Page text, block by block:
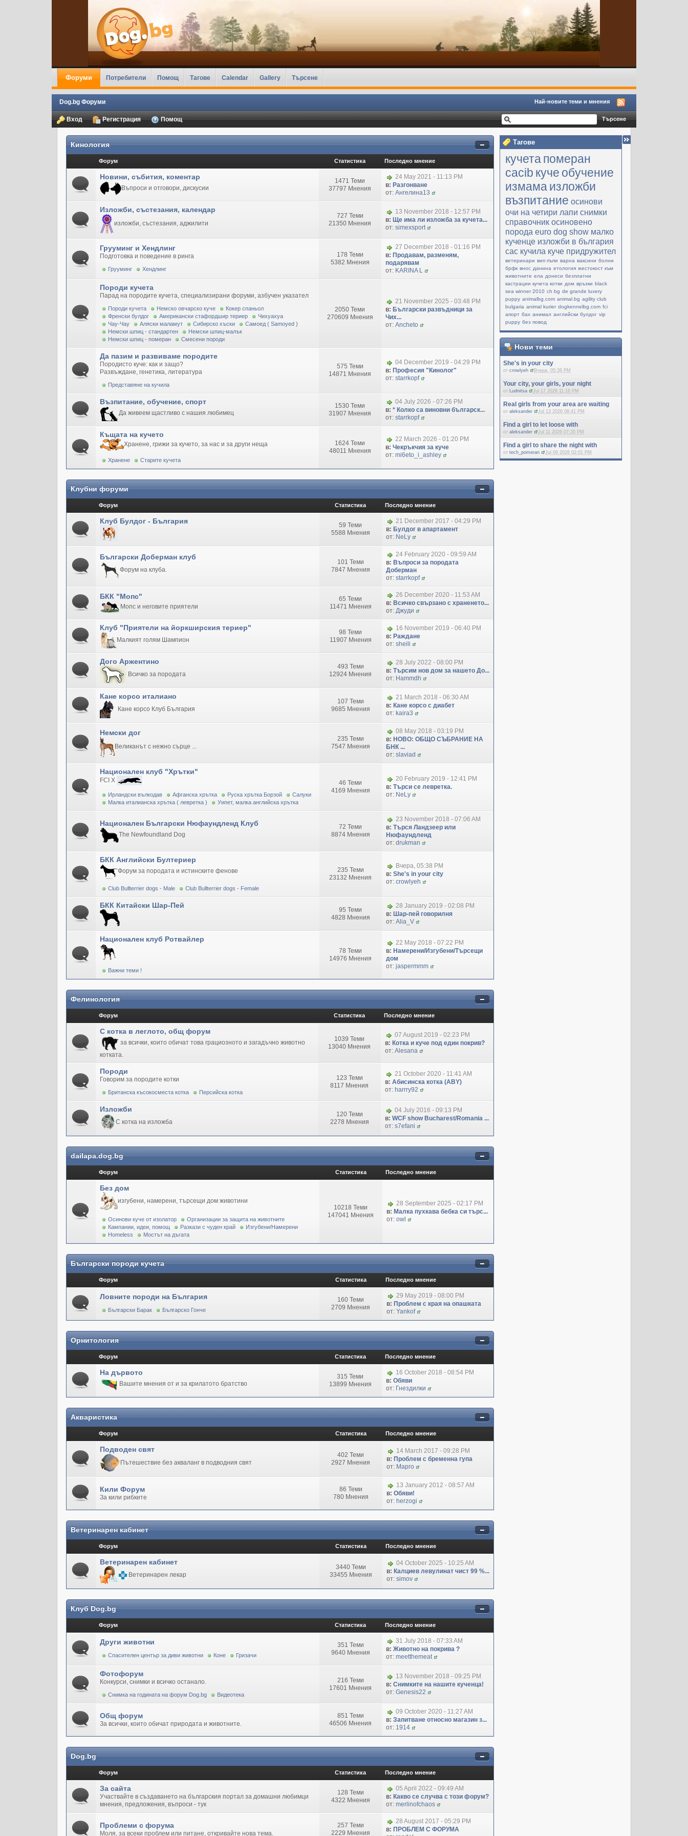
Форуми Потребители Помощ Тагове Calendar Gallery Търсене
Dog.bg Форуми Най-новите теми и мнения
Вход Регистрация Помощ
Тагове
кучетапомеран
cacib куче обучение
измамаизложби
възпитание осинови
очи на четири лапи снимки
справочник осиновено
порода еuro dog show малко
кученце изложби в българия
cac кучила куче придружител
ветеринари вип пъпи варна ваксини болни
брфк внос данина етология жестокост към
животните ела донеси безплатни
кастрации кучета котки дом връзки black
sea winner 2010 ch bg de grande luxery
puppy animalbg.com animal.bg agility club
bulgaria animal kurier dogkennelbg.com fci
апорт бах анимал английски булдог vip
puppy без повод
Нови теми
She's in your city
отcrowlyeh Вчера, 05:38 PM
Your city, your girls, your night
от Ludnitsa Jul 17 2026 11:16 PM
Real girls from your area are waiting
отaleksander Jul 13 2026 08:41 PM
Find a girl to let loose with
отaleksander Jul 11 2026 07:20 PM
Find a girl to share the night with
отtech_pomeran Jul 09 2026 02:01 PM
Кинология
Форум Статистика Последно мнение
Новини, събития, коментар
Въпроси и отговори, дискусии
1471 Теми
37797 Мнения
24 May 2021 - 11:13 PM
в: Разгонване
от: Ангелина13
Изложби, състезания, календар
изложби, състезания, аджилити
727 Теми
21350 Мнения
13 November 2018 - 12:57 PM
в: Ще има ли изложба за кучета...
от: simexsport
Грууминг и Хендлинг
Подготовка и поведение в ринга
Грууминг Хендлинг
178 Теми
5382 Мнения
27 December 2018 - 01:16 PM
в: Продавам, разменям,
подарявам
от: KARINA L
Породи кучета
Парад на породите кучета, специализирани форуми, азбучен указател
Породи кучета Немско овчарско куче
Кокер спаньол
Френски булдог
Американски стафордшир териер
Чихуахуа
Чау-Чау
Аляски маламут Сибирско хъски
Самоед ( Samoyed )
Немски шпиц - стандартен
Немски шпиц-малък
Немски шпиц - померан
Смесени породи
2050 Теми
270609 Мнения
21 November 2025 - 03:48 PM
в: Български развъдници за
Чих...
от: Ancheto
Да пазим и развиваме породите
Породисто куче: как и защо?
Развъждане, генетика, литература
Представяне на кучила
575 Теми
14871 Мнения
04 December 2019 - 04:29 PM
в: Професия "Кинолог"
от: starrkopf
Възпитание, обучение, спорт
Да живеем щастливо с нашия любимец
1530 Теми
31907 Мнения
04 July 2026 - 07:26 PM
в: * Колко са виновни българск...
от: starrkopf
Къщата на кучето
Хранене, грижи за кучето, за нас и за други неща
Хранене Старите кучета
1624 Теми
48011 Мнения
22 March 2026 - 01:20 PM
в: Чекръкчия за куче
от: mi6eto_i_ashley
Клубни форуми
Форум Статистика Последно мнение
Клуб Булдог - България
59 Теми
5588 Мнения
21 December 2017 - 04:29 PM
в: Булдог в апартамент
от: NeLy
Български Доберман клуб
Форум на клуба.
101 Теми
7847 Мнения
24 February 2020 - 09:59 AM
в: Въпроси за породата
Доберман
от: starrkopf
БКК "Мопс"
Мопс и неговите приятели
65 Теми
11471 Мнения
26 December 2020 - 11:53 AM
в: Всичко свързано с храненето...
от: Джуди
Клуб "Приятели на йоркширския териер"
Малкият голям Шампион
98 Теми
11907 Мнения
16 November 2019 - 06:40 PM
в: Раждане
от: sheili
Дого Аржентино
Всичко за породата
493 Теми
12924 Мнения
28 July 2022 - 08:00 PM
в: Търсим нов дом за нашето До...
от: Hammdh
Кане корсо италиано
Кане корсо Клуб България
107 Теми
9685 Мнения
21 March 2018 - 06:30 AM
в: Кане корсо с диабет
от: kaira3
Немски дог
Великанът с нежно сърце ...
235 Теми
7547 Мнения
08 May 2018 - 03:19 PM
в: НОВО: ОБЩО СЪБРАНИЕ НА
БНК ...
от: slaviad
Национален клуб "Хрътки"
FCI X
Ирландски вълкодав Афганска хрътка Руска хрътка Борзой
Салуки
Малка италианска хрътка ( левретка )
Уипет, малка английска хрътка
46 Теми
4169 Мнения
20 February 2019 - 12:41 PM
в: Търси се левретка.
от: NeLy
Национален Български Нюфаундленд Клуб
The Newfoundland Dog
72 Теми
8874 Мнения
23 November 2018 - 07:06 AM
в: Търся Ландзеер или
Нюфаундленд
от: drukman
БКК Английски Бултериер
Форум за породата и истинските фенове
Club Bullterrier dogs - Male Club Bullterrier dogs - Female
235 Теми
23132 Мнения
Вчера, 05:38 PM
в: She's in your city
от: crowlyeh
БКК Китайски Шар-Пей
95 Теми
4828 Мнения
28 January 2019 - 02:08 PM
в: Шар-пей говорилня
от: Alia_V
Национален клуб Ротвайлер
Важни теми !
78 Теми
14976 Мнения
22 May 2018 - 07:22 PM
в: Намерени/Изгубени/Търсещи
дом
от: jaspermmm
Фелинология
Форум Статистика Последно мнение
С котка в леглото, общ форум
за всички, които обичат това грациозното и загадъчно животно
котката.
1039 Теми
13040 Мнения
07 August 2019 - 02:23 PM
в: Котка и куче под един покрив?
от: Alesana
Породи
Говорим за породите котки
Британска късокосместа котка Персийска котка
123 Теми
8117 Мнения
21 October 2020 - 11:41 AM
в: Абисинска котка (ABY)
от: harrry92
Изложби
С котка на изложба
120 Теми
2278 Мнения
04 July 2016 - 09:13 PM
в: WCF show Bucharest/Romania ...
от: s7efani
dailapa.dog.bg
Форум Статистика Последно мнение
Без дом
изгубени, намерени, търсещи дом животини
Осинови куче от изолатор
Организации за защита на животните
Кампании, идеи, помощ
Разкази с чуден край
Изгубени/Намерени
Homeless
Мостът на дъгата
10218 Теми
147041 Мнения
28 September 2025 - 02:17 PM
в: Малка пухкава бебка си търс...
от: owl
Български породи кучета
Форум Статистика Последно мнение
Ловните породи на България
Български Барак Българско Гонче
160 Теми
2709 Мнения
29 May 2019 - 08:00 PM
в: Проблем с края на опашката
от: Yankof
Орнитология
Форум Статистика Последно мнение
На дървото
Вашите мнения от и за крилатото братство
315 Теми
13899 Мнения
16 October 2018 - 08:54 PM
в: Обяви
от: Гнездилки
Акваристика
Форум Статистика Последно мнение
Подводен свят
Пътешествие без акваланг в подводния свят
402 Теми
2927 Мнения
14 March 2017 - 09:28 PM
в: Проблем с бременна гупа
от: Марго
Кили Форум
За кили рибките
86 Теми
780 Мнения
13 January 2012 - 08:57 AM
в: Обяви!
от: herzogi
Ветеринарен кабинет
Форум Статистика Последно мнение
Ветеринарен кабинет
Ветеринарен лекар
3440 Теми
33455 Мнения
04 October 2025 - 10:25 AM
в: Калциев левулинат чист 99 %...
от: simov
Клуб Dog.bg
Форум Статистика Последно мнение
Други животни
Спасителен център за диви животни Коне Гризачи
351 Теми
9640 Мнения
31 July 2018 - 07:33 AM
в: Животно на покрива ?
от: meetthemeat
Фотофорум
Конкурси, снимки и всичко останало.
Снимка на годината на форум Dog.bg Видеотека
216 Теми
17601 Мнения
13 November 2018 - 09:25 PM
в: Снимките на нашите кученца!
от: Genesis22
Общ форум
За всички, които обичат природата и животните.
851 Теми
46506 Мнения
09 October 2020 - 11:27 AM
в: Запитване относно магазин з...
от: 1914
Dog.bg
Форум Статистика Последно мнение
За сайта
Участвайте в създаването на българския портал за домашни любимци
мнения, предложения, въпроси - тук
128 Теми
4322 Мнения
05 April 2022 - 09:49 AM
в: Какво се случва с този форум?
от: merlinofchaos
Проблеми с форума
Моля, за всеки проблем или питане, откривайте нова тема.
257 Теми
2229 Мнения
28 August 2017 - 05:29 PM
в: ПРОБЛЕМ С ФОРУМА